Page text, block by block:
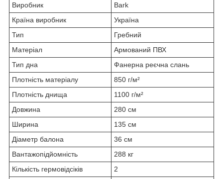
Виробник
Bark
Країна виробник
Україна
Тип
Гребний
Матеріал
Армований ПВХ
Тип дна
Фанерна реєчна слань
Плотність матеріалу
850 г/м²
Плотність днища
1100 г/м²
Довжина
280 см
Ширина
135 см
Діаметр балона
36 см
Вантажопідйомність
288 кг
Кількість гермовідсіків
2